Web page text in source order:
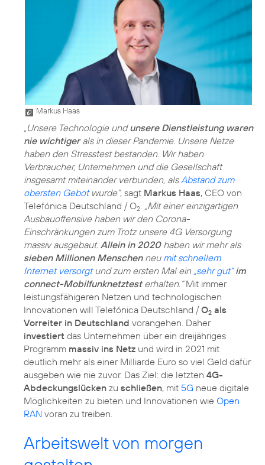
Markus Haas
„Unsere Technologie undunsere Dienstleistung waren
nie wichtigerals in dieser Pandemie. Unsere Netze
haben den Stresstest bestanden. Wir haben
Verbraucher, Unternehmen und die Gesellschaft
insgesamt miteinander verbunden, alsAbstand zum
obersten Gebotwurde“, sagt Markus Haas, CEO von
Telefónica Deutschland / O2. „Mit einer einzigartigen
Ausbauoffensive haben wir den Corona-
Einschränkungen zum Trotz unsere 4G Versorgung
massiv ausgebaut. Allein in 2020haben wir mehr als
sieben Millionen Menschenneu mit schnellem
Internet versorgtund zum ersten Mal ein „sehr gut“im
connect-Mobilfunknetztesterhalten.“Mit immer
leistungsfähigeren Netzen und technologischen
Innovationen will Telefónica Deutschland /O2 als
Vorreiter in Deutschland vorangehen. Daher
investiert das Unternehmen über ein dreijähriges
Programm massiv ins Netz und wird in 2021 mit
deutlich mehr als einer Milliarde Euro so viel Geld dafür
ausgeben wie nie zuvor. Das Ziel: die letzten 4G-
Abdeckungslücken zu schließen, mit 5G neue digitale
Möglichkeiten zu bieten und Innovationen wie Open
RAN voran zu treiben.
Arbeitswelt von morgen